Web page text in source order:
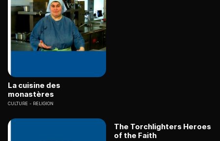
La cuisine des
monastères
CULTURE RELIGION
The Torchlighters Heroes
of the Faith